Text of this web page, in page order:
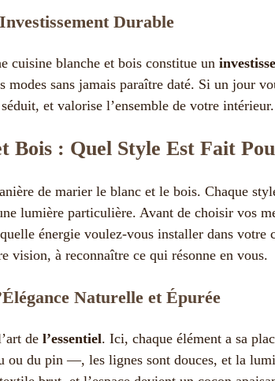
Durable
cuisine blanche et bois constitue un
modes sans jamais paraître daté. Si un jour
et valorise l’ensemble de votre intérieur.
Bois : Quel Style Est Fait
de marier le blanc et le bois. Chaque
lumière particulière. Avant de choisir vos
énergie voulez-vous installer dans
vision, à reconnaître ce qui résonne en vous.
Naturelle et Épurée
de l’essentiel. Ici, chaque élément a sa
du pin —, les lignes sont douces, et la